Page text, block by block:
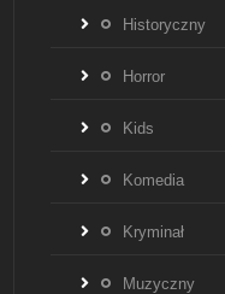
Historyczny
Horror
Kids
Komedia
Kryminał
Muzyczny